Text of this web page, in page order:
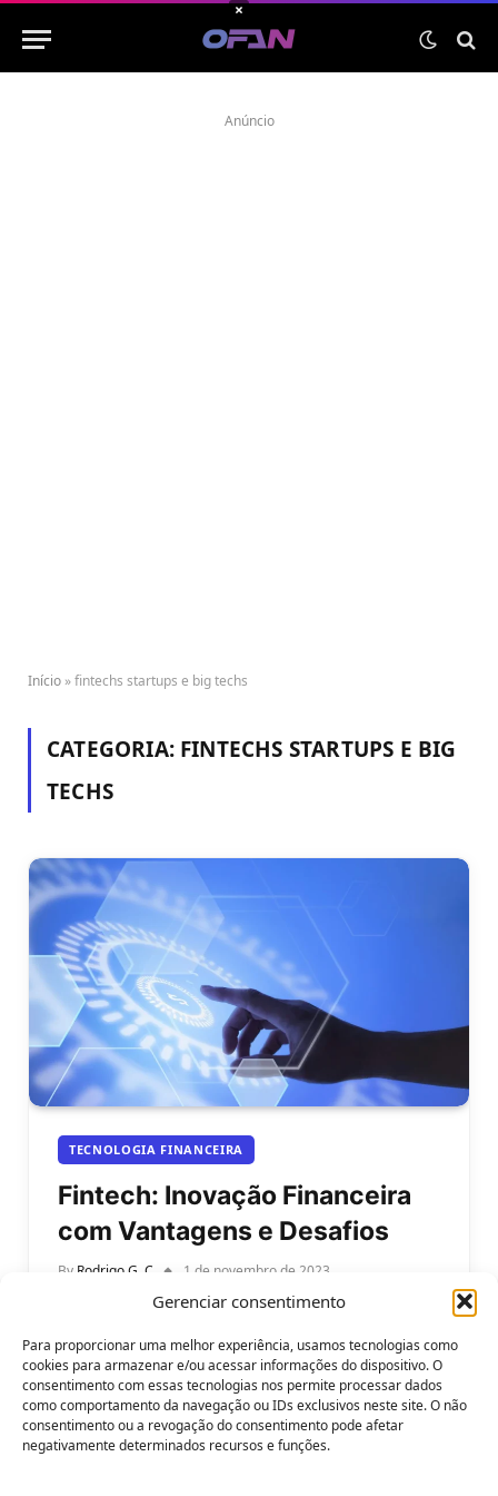
Gerenciar consentimento
Para proporcionar uma melhor experiência, usamos tecnologias como
cookies para armazenar e/ou acessar informações do dispositivo. O
consentimento com essas tecnologias nos permite processar dados
como comportamento da navegação ou IDs exclusivos neste site. O não
consentimento ou a revogação do consentimento pode afetar
negativamente determinados recursos e funções.
Anúncio
Início »fintechs startups e big techs
CATEGORIA: FINTECHS STARTUPS E BIG
TECHS
TECNOLOGIA FINANCEIRA
Fintech: Inovação Financeira
com Vantagens e Desafios
By Rodrigo G. C 1 de novembro de 2023
Saiba o que é uma Fintech: Inovação Financeira
com Vantagens e Desafios. Nos últimos anos, o
termo “fintech” tem ganhado…
×